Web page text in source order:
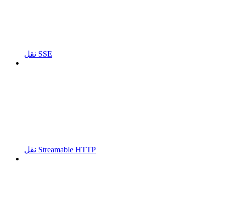
نقل SSE
نقل Streamable HTTP